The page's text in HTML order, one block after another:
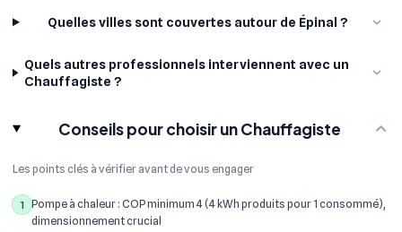
Quelles villes sont couvertes autour de Épinal ?
Quels autres professionnels interviennent avec un
Chauffagiste ?
Conseils pour choisir un Chauffagiste
Les points clés à vérifier avant de vous engager
1
Pompe à chaleur : COP minimum 4 (4 kWh produits pour 1 consommé),
dimensionnement crucial